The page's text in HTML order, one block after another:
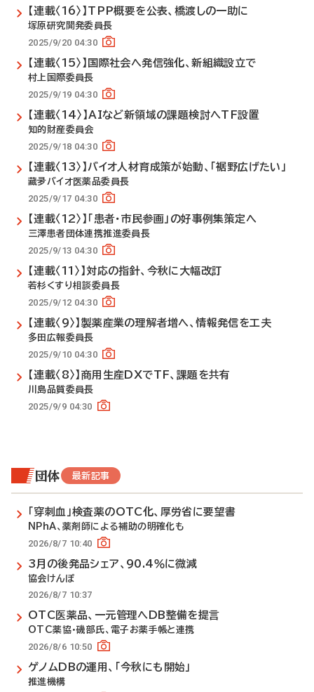
【連載〈16〉】TPP概要を公表、橋渡しの一助に
塚原研究開発委員長
2025/9/20 04:30
【連載〈15〉】国際社会へ発信強化、新組織設立で
村上国際委員長
2025/9/19 04:30
【連載〈14〉】AIなど新領域の課題検討へTF設置
知的財産委員会
2025/9/18 04:30
【連載〈13〉】バイオ人材育成策が始動、「裾野広げたい」
藏夛バイオ医薬品委員長
2025/9/17 04:30
【連載〈12〉】「患者・市民参画」の好事例集策定へ
三澤患者団体連携推進委員長
2025/9/13 04:30
【連載〈11〉】対応の指針、今秋に大幅改訂
若杉くすり相談委員長
2025/9/12 04:30
【連載〈9〉】製薬産業の理解者増へ、情報発信を工夫
多田広報委員長
2025/9/10 04:30
【連載〈8〉】商用生産DXでTF、課題を共有
川島品質委員長
2025/9/9 04:30
団体 最新記事
「穿刺血」検査薬のOTC化、厚労省に要望書
NPhA、薬剤師による補助の明確化も
2026/8/7 10:40
3月の後発品シェア、90.4％に微減
協会けんぽ
2026/8/7 10:37
OTC医薬品、一元管理へDB整備を提言
OTC薬協・磯部氏、電子お薬手帳と連携
2026/8/6 10:50
ゲノムDBの運用、「今秋にも開始」
推進機構